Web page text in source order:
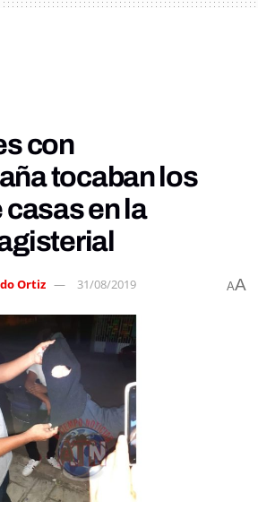
con
tocaban los
en la
Ortiz 31/08/2019 AA